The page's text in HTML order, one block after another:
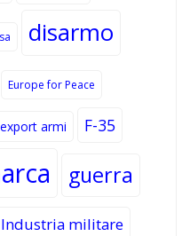
disarmo
Europe for Peace
export armi F-35
guerra
Industria militare